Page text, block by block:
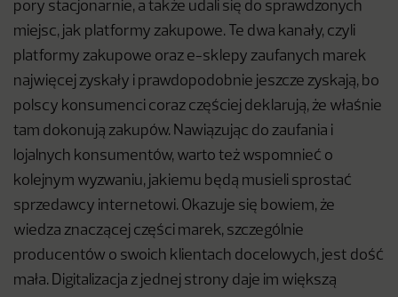
pory stacjonarnie, a także udali się do sprawdzonych
miejsc, jak platformy zakupowe. Te dwa kanały, czyli
platformy zakupowe oraz e-sklepy zaufanych marek
najwięcej zyskały i prawdopodobnie jeszcze zyskają, bo
polscy konsumenci coraz częściej deklarują, że właśnie
tam dokonują zakupów. Nawiązując do zaufania i
lojalnych konsumentów, warto też wspomnieć o
kolejnym wyzwaniu, jakiemu będą musieli sprostać
sprzedawcy internetowi. Okazuje się bowiem, że
wiedza znaczącej części marek, szczególnie
producentów o swoich klientach docelowych, jest dość
mała. Digitalizacja z jednej strony daje im większą